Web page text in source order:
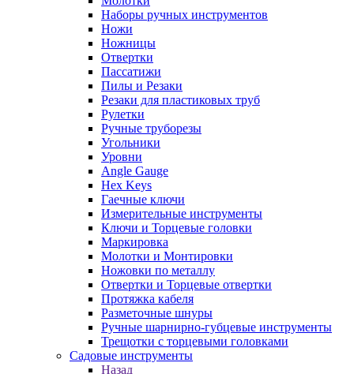
Наборы ручных инструментов
Ножи
Ножницы
Отвертки
Пассатижи
Пилы и Резаки
Резаки для пластиковых труб
Рулетки
Ручные труборезы
Угольники
Уровни
Angle Gauge
Hex Keys
Гаечные ключи
Измерительные инструменты
Ключи и Торцевые головки
Маркировка
Молотки и Монтировки
Ножовки по металлу
Отвертки и Торцевые отвертки
Протяжка кабеля
Разметочные шнуры
Ручные шарнирно-губцевые инструменты
Трещотки с торцевыми головками
Садовые инструменты
Назад